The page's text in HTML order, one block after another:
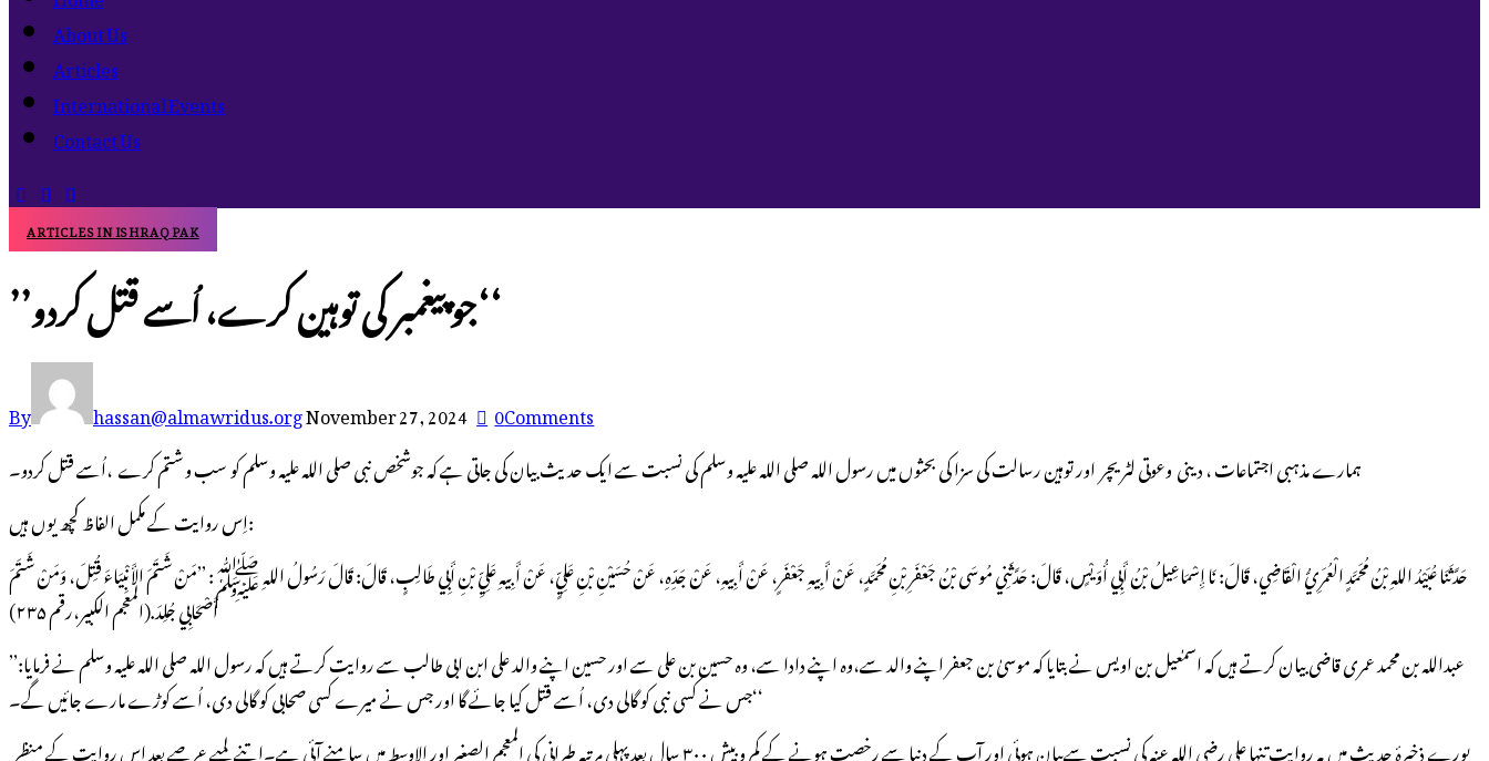
About Us
Articles
International Events
Contact Us
ARTICLES IN ISHRAQ PAK
’’جو پیغمبر کی توہین کرے، اُسے قتل کردو‘‘
By hassan@almawridus.orgNovember 27, 2024 0Comments
ہمارے مذہبی اجتماعات ، دینی وعوتی لٹریچر اور توہین رسالت کی سزا کی بحثوں میں رسول اللہ صلی اللہ علیہ وسلم کی نسبت سے ایک حدیث بیان کی جاتی ہے کہ جوشخص نبی صلی اللہ علیہ وسلم کو سب و شتم کرے ،اُسے قتل کردو۔
اِس روایت کے مکمل الفاظ کچھ یوں ہیں:
حَدَّثَنَا عُبَيْدُ اللهِ بْنُ مُحَمَّدٍ الْعُمَرِيُّ الْقَاضِي، قَالَ: نَا إِسْمَاعِيلُ بْنُ أَبِي أُوَيْسٍ، قَالَ: حَدَّثَنِي مُوسَى بْنُ جَعْفَرِ بْنِ مُحَمَّدٍ، عَنْ أَبِيهِ جَعْفَرٍ، عَنْ أَبِيهِ، عَنْ جَدِّهِ، عَنْ حُسَيْنِ بْنِ عَلِيٍّ، عَنْ أَبِيهِ عَلِيِّ بْنِ أَبِي طَالِبٍ، قَالَ: قَالَ رَسُولُ اللهِ ﷺ: ’’مَنْ شَتَمَ الأَنْبِيَاءَ قُتِلَ، وَمَنْ شَتَمَ
أَصْحَابِي جُلِدَ.(المعجم الکبیر،رقم ۲۳۵)
’’عبداللہ بن محمد عمری قاضی بیان کرتے ہیں کہ اسمٰعیل بن اویس نے بتایا کہ موسیٰ بن جعفر اپنے والد سے،وہ اپنے دادا سے، وہ حسین بن علی سے اور حسین اپنے والد علی ابن ابی طالب سے روایت کرتے ہیں کہ رسول اللہ صلی اللہ علیہ وسلم نے فرمایا:
جس نے کسی نبی کو گالی دی، اُسے قتل کیا جائے گا اور جس نے میرے کسی صحابی کو گالی دی، اُسے کوڑے مارے جائیں گے۔‘‘